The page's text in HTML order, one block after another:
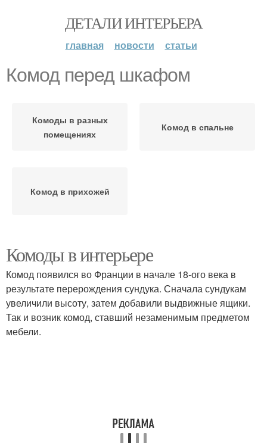
ДЕТАЛИ ИНТЕРЬЕРА
главная новости статьи
Комод перед шкафом
Комоды в разных
помещениях
Комод в спальне
Комод в прихожей
Комоды в интерьере
Комод появился во Франции в начале 18-ого века в
результате перерождения сундука. Сначала сундукам
увеличили высоту, затем добавили выдвижные ящики.
Так и возник комод, ставший незаменимым предметом
мебели.